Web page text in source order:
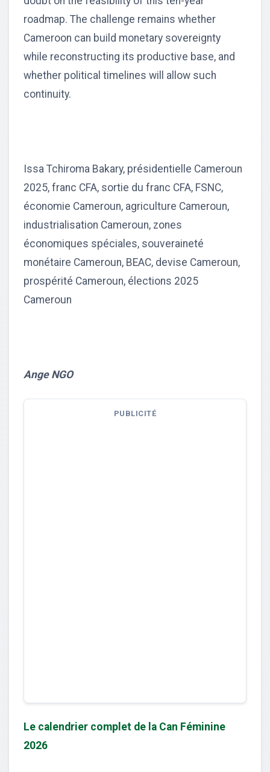
roadmap. The challenge remains whether
Cameroon can build monetary sovereignty
while reconstructing its productive base, and
whether political timelines will allow such
continuity.
Issa Tchiroma Bakary, présidentielle Cameroun
2025, franc CFA, sortie du franc CFA, FSNC,
économie Cameroun, agriculture Cameroun,
industrialisation Cameroun, zones
économiques spéciales, souveraineté
monétaire Cameroun, BEAC, devise Cameroun,
prospérité Cameroun, élections 2025
Cameroun
Ange NGO
PUBLICITÉ
Le calendrier complet de la Can Féminine
2026